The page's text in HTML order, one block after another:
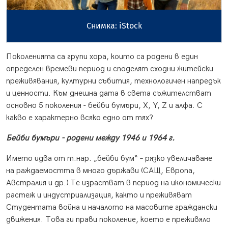
Снимка: iStock
Поколенията са групи хора, които са родени в един
определен времеви период и споделят сходни житейски
преживявания, културни събития, технологичен напредък
и ценности. Към днешна дата в света съжителстват
основно 5 поколения - бейби бумъри, X, Y, Z и алфа. С
какво е характерно всяко едно от тях?
Бейби бумъри - родени между 1946 и 1964 г.
Името идва от т.нар. „бейби бум“ – рязко увеличаване
на раждаемостта в много държави (САЩ, Европа,
Австралия и др.).Те израстват в период на икономически
растеж и индустриализация, както и преживяват
Студентата война и началото на масовите граждански
движения. Това ги прави поколение, което е преживяло